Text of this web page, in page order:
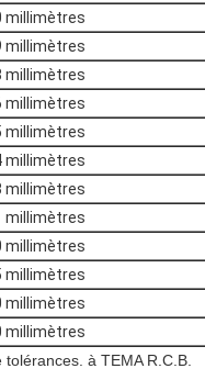
millimètres
millimètres
millimètres
millimètres
millimètres
millimètres
millimètres
millimètres
millimètres
millimètres
millimètres
millimètres
à TEMA R.C.B.